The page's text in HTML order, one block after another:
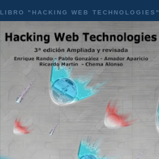
LIBRO "HACKING WEB TECHNOLOGIES"